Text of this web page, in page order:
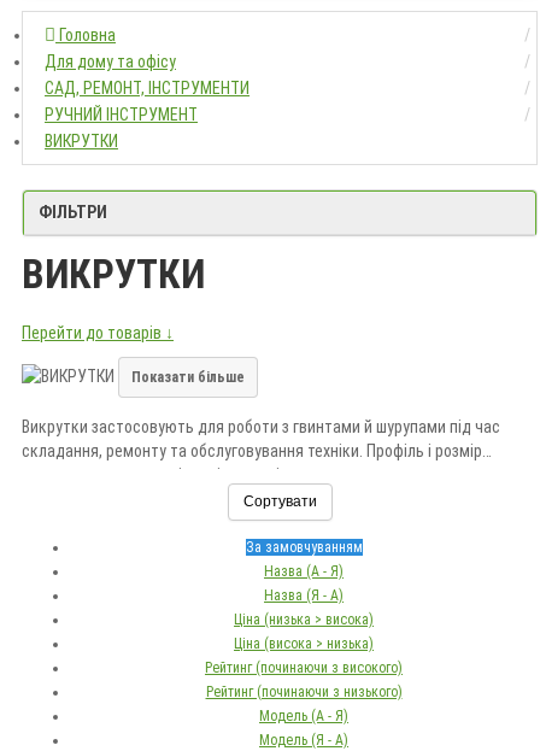
Головна
Для дому та офісуДля дому та офісу
САД, РЕМОНТ, ІНСТРУМЕНТИ
РУЧНИЙ ІНСТРУМЕНТ
ВИКРУТКИ
ФІЛЬТРИ
ВИКРУТКИ
Перейти до товарів ↓
Показати більше
Викрутки застосовують для роботи з гвинтами й шурупами під час
складання, ремонту та обслуговування техніки. Профіль і розмір
наконечника мають відповідати кріпленню.
Під час вибору враховуйте тип шліца, довжину стрижня, матеріал,
«Долина Мрій».
Сортувати
За замовчуванням
Назва (А - Я)
Назва (Я - А)
Ціна (низька > висока)
Ціна (висока > низька)
Рейтинг (починаючи з високого)
Рейтинг (починаючи з низького)
Модель (А - Я)
Модель (Я - А)